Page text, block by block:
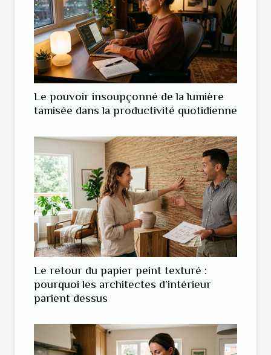
Le pouvoir insoupçonné de la lumière
tamisée dans la productivité quotidienne
Le retour du papier peint texturé :
pourquoi les architectes d’intérieur
parient dessus